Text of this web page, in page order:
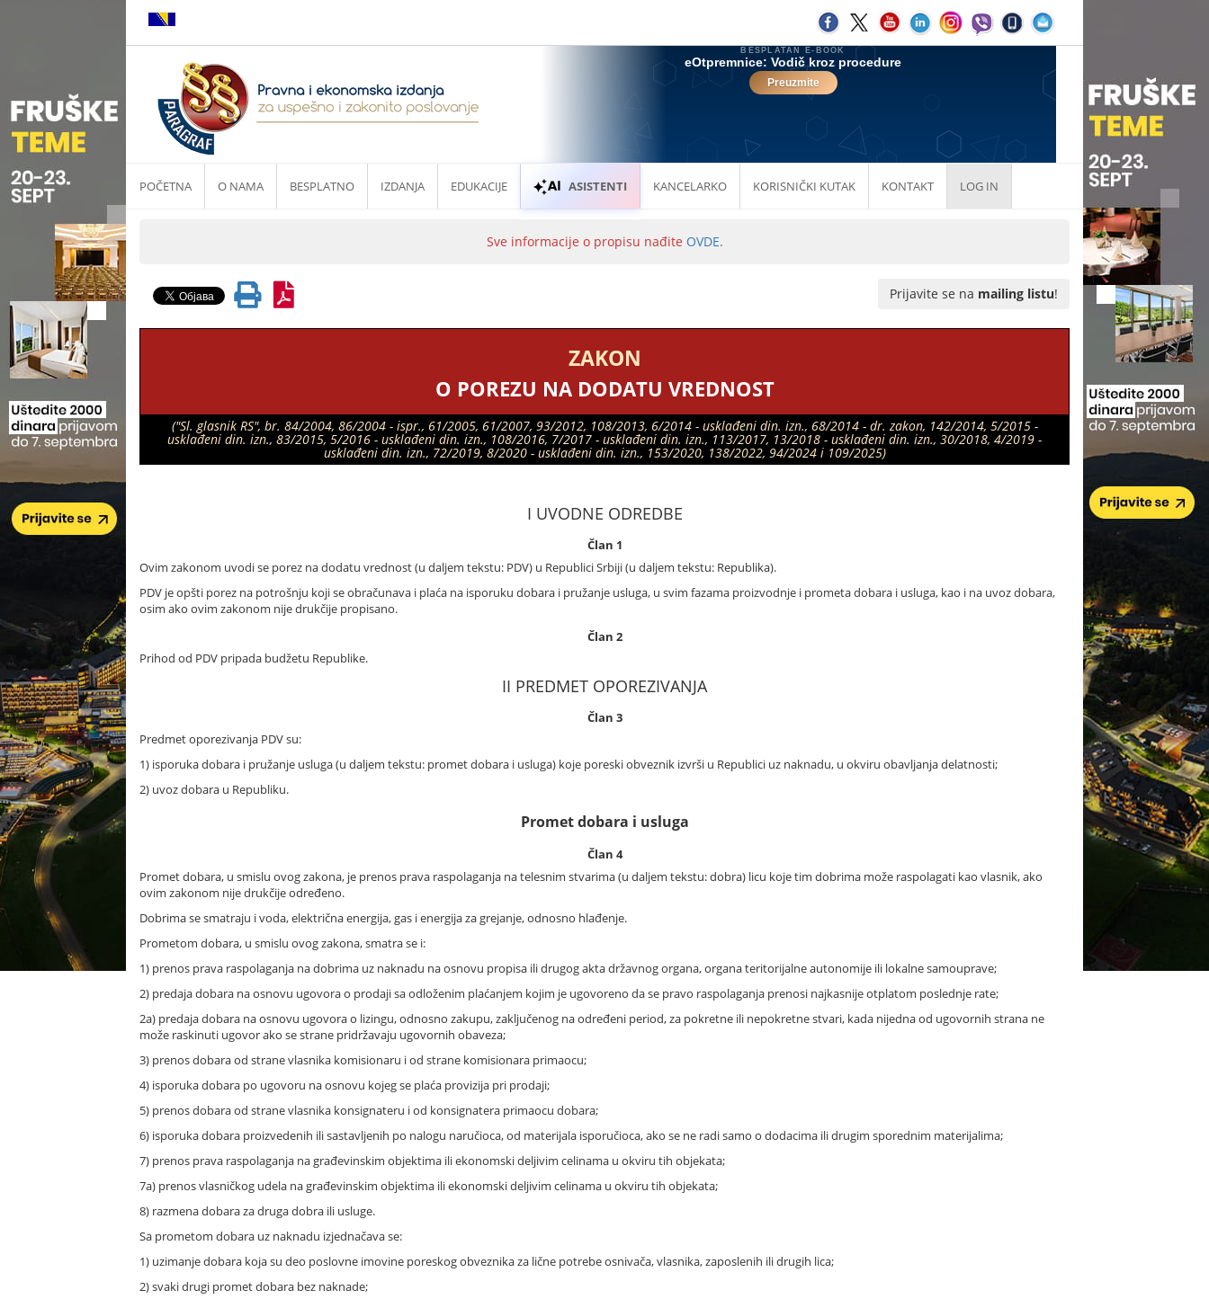
POČETNA O NAMA BESPLATNO IZDANJA EDUKACIJE ASISTENTI KANCELARKO KORISNIČKI KUTAK KONTAKT LOG IN
Sve informacije o propisu nađite OVDE.
Prijavite se na mailing listu!
ZAKON
O POREZU NA DODATU VREDNOST
("Sl. glasnik RS", br. 84/2004, 86/2004 - ispr., 61/2005, 61/2007, 93/2012, 108/2013, 6/2014 - usklađeni din. izn., 68/2014 - dr. zakon, 142/2014, 5/2015 -
usklađeni din. izn., 83/2015, 5/2016 - usklađeni din. izn., 108/2016, 7/2017 - usklađeni din. izn., 113/2017, 13/2018 - usklađeni din. izn., 30/2018, 4/2019 -
usklađeni din. izn., 72/2019, 8/2020 - usklađeni din. izn., 153/2020, 138/2022, 94/2024 i 109/2025)
I UVODNE ODREDBE
Član 1
Ovim zakonom uvodi se porez na dodatu vrednost (u daljem tekstu: PDV) u Republici Srbiji (u daljem tekstu: Republika).
PDV je opšti porez na potrošnju koji se obračunava i plaća na isporuku dobara i pružanje usluga, u svim fazama proizvodnje i prometa dobara i usluga, kao i na uvoz dobara,
osim ako ovim zakonom nije drukčije propisano.
Član 2
Prihod od PDV pripada budžetu Republike.
II PREDMET OPOREZIVANJA
Član 3
Predmet oporezivanja PDV su:
1) isporuka dobara i pružanje usluga (u daljem tekstu: promet dobara i usluga) koje poreski obveznik izvrši u Republici uz naknadu, u okviru obavljanja delatnosti;
2) uvoz dobara u Republiku.
Promet dobara i usluga
Član 4
Promet dobara, u smislu ovog zakona, je prenos prava raspolaganja na telesnim stvarima (u daljem tekstu: dobra) licu koje tim dobrima može raspolagati kao vlasnik, ako
ovim zakonom nije drukčije određeno.
Dobrima se smatraju i voda, električna energija, gas i energija za grejanje, odnosno hlađenje.
Prometom dobara, u smislu ovog zakona, smatra se i:
1) prenos prava raspolaganja na dobrima uz naknadu na osnovu propisa ili drugog akta državnog organa, organa teritorijalne autonomije ili lokalne samouprave;
2) predaja dobara na osnovu ugovora o prodaji sa odloženim plaćanjem kojim je ugovoreno da se pravo raspolaganja prenosi najkasnije otplatom poslednje rate;
2a) predaja dobara na osnovu ugovora o lizingu, odnosno zakupu, zaključenog na određeni period, za pokretne ili nepokretne stvari, kada nijedna od ugovornih strana ne
može raskinuti ugovor ako se strane pridržavaju ugovornih obaveza;
3) prenos dobara od strane vlasnika komisionaru i od strane komisionara primaocu;
4) isporuka dobara po ugovoru na osnovu kojeg se plaća provizija pri prodaji;
5) prenos dobara od strane vlasnika konsignateru i od konsignatera primaocu dobara;
6) isporuka dobara proizvedenih ili sastavljenih po nalogu naručioca, od materijala isporučioca, ako se ne radi samo o dodacima ili drugim sporednim materijalima;
7) prenos prava raspolaganja na građevinskim objektima ili ekonomski deljivim celinama u okviru tih objekata;
7a) prenos vlasničkog udela na građevinskim objektima ili ekonomski deljivim celinama u okviru tih objekata;
8) razmena dobara za druga dobra ili usluge.
Sa prometom dobara uz naknadu izjednačava se:
1) uzimanje dobara koja su deo poslovne imovine poreskog obveznika za lične potrebe osnivača, vlasnika, zaposlenih ili drugih lica;
2) svaki drugi promet dobara bez naknade;